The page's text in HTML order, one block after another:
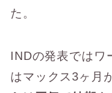
た。
INDの発表ではワ
はマックス3ヶ月